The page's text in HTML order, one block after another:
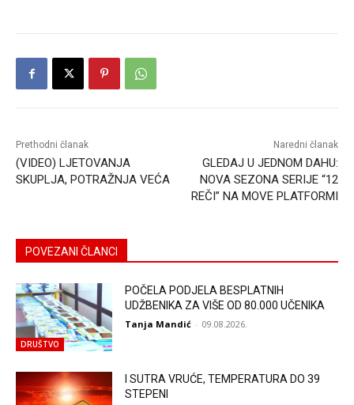
Prethodni članak
(VIDEO) LJETOVANJA
SKUPLJA, POTRAŽNJA VEĆA
Naredni članak
GLEDAJ U JEDNOM DAHU:
NOVA SEZONA SERIJE “12
REČI” NA MOVE PLATFORMI
POVEZANI ČLANCI
DRUŠTVO
POČELA PODJELA BESPLATNIH
UDŽBENIKA ZA VIŠE OD 80.000 UČENIKA
Tanja Mandić - 09.08.2026.
I SUTRA VRUĆE, TEMPERATURA DO 39
STEPENI